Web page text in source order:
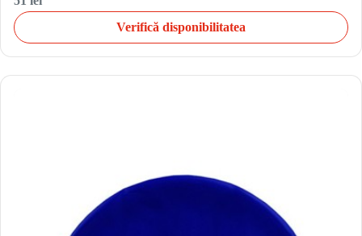
Verifică disponibilitatea